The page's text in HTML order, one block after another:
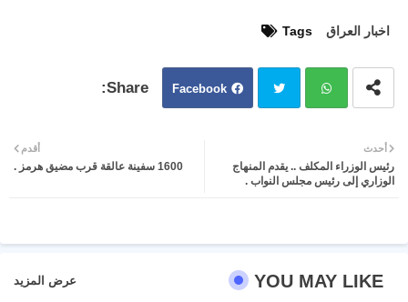
Tags اخبار العراق
Facebook
ter atsa
أحدث
رئيس الوزراء المكلف .. يقدم المنهاج
الوزاري إلى رئيس مجلس النواب .
أقدم
1600 سفينة عالقة قرب مضيق هرمز .
YOU MAY LIKE عرض المزيد